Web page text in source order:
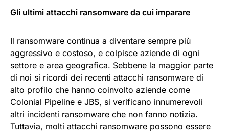
Gli ultimi attacchi ransomware da cui imparare
Il ransomware continua a diventare sempre più
aggressivo e costoso, e colpisce aziende di ogni
settore e area geografica. Sebbene la maggior parte
di noi si ricordi dei recenti attacchi ransomware di
alto profilo che hanno coinvolto aziende come
Colonial Pipeline e JBS, si verificano innumerevoli
altri incidenti ransomware che non fanno notizia.
Tuttavia, molti attacchi ransomware possono essere